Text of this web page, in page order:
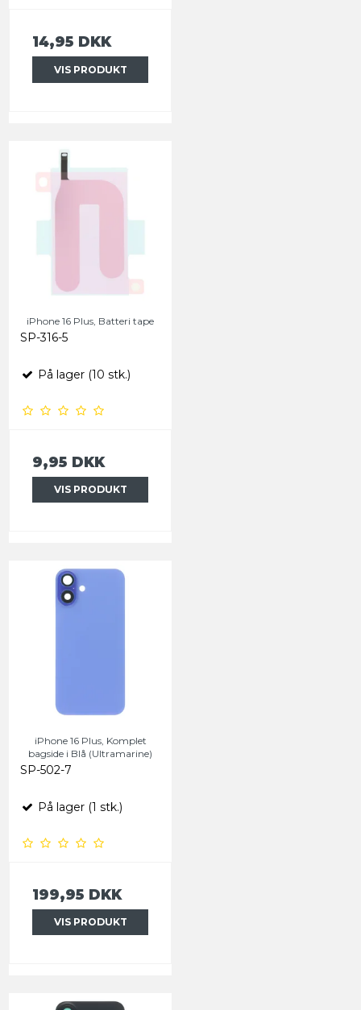
14,95 DKK
VIS PRODUKT
iPhone 16 Plus, Batteri tape
SP-316-5
På lager (10 stk.)
9,95 DKK
VIS PRODUKT
iPhone 16 Plus, Komplet
bagside i Blå (Ultramarine)
SP-502-7
På lager (1 stk.)
199,95 DKK
VIS PRODUKT